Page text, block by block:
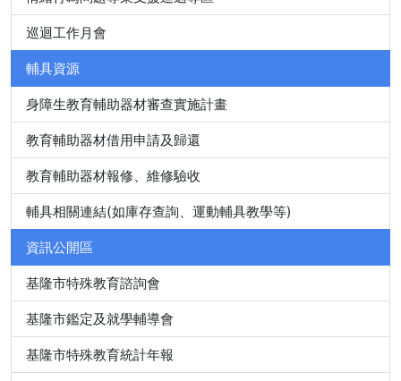
巡迴工作月會
輔具資源
身障生教育輔助器材審查實施計畫
教育輔助器材借用申請及歸還
教育輔助器材報修、維修驗收
輔具相關連結(如庫存查詢、運動輔具教學等)
資訊公開區
基隆市特殊教育諮詢會
基隆市鑑定及就學輔導會
基隆市特殊教育統計年報